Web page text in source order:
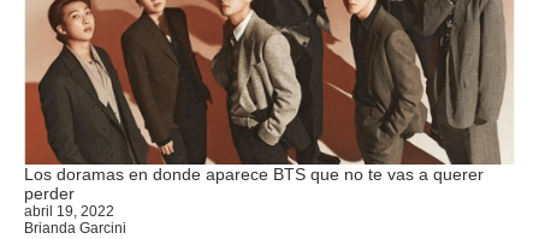
Los doramas en donde aparece BTS que no te vas a querer
perder
abril 19, 2022
Brianda Garcini